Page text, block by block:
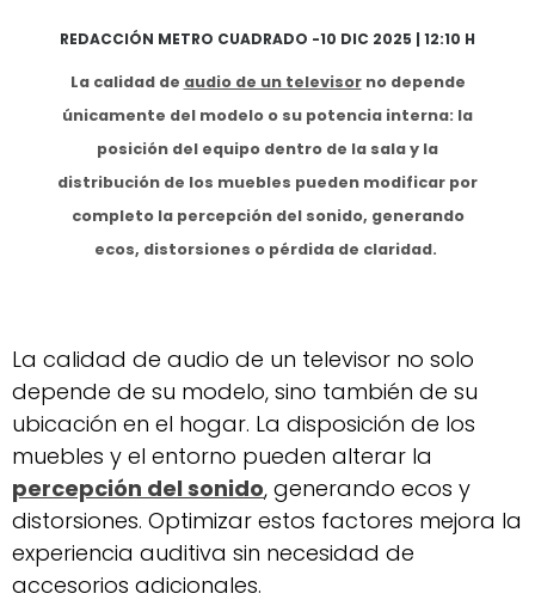
REDACCIÓN METRO CUADRADO -10 DIC 2025 | 12:10 H
La calidad de audio de un televisorno depende
únicamente del modelo o su potencia interna: la
posición del equipo dentro de la sala y la
distribución de los muebles pueden modificar por
completo la percepción del sonido, generando
ecos, distorsiones o pérdida de claridad.
La calidad de audio de un televisor no solo
depende de su modelo, sino también de su
ubicación en el hogar. La disposición de los
muebles y el entorno pueden alterar la
percepción del sonido, generando ecos y
distorsiones. Optimizar estos factores mejora la
experiencia auditiva sin necesidad de
accesorios adicionales.